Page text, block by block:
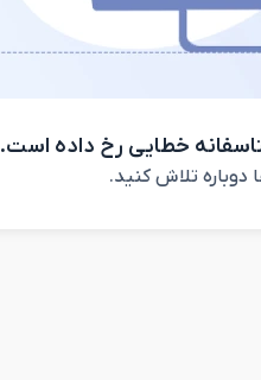
خطایی رخ داده است.
دوباره تلاش کنید.